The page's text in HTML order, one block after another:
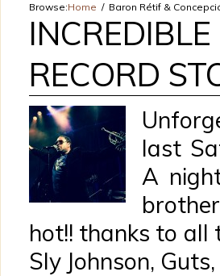
Browse:Home Baron Rétif &
RECORD
last
A
hot!! thanks to all
Sly Johnson,